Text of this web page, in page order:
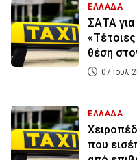
ΕΛΛΑΔΑ
ΣΑΤΑ για
θέση
07 Ιουλ
ΕΛΛΑΔΑ
που